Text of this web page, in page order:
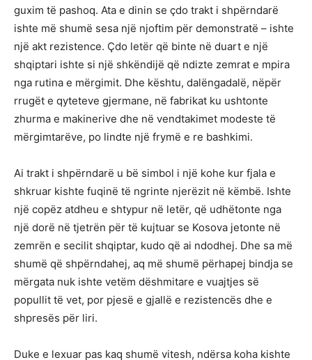
guxim të pashoq. Ata e dinin se çdo trakt i shpërndarë
ishte më shumë sesa një njoftim për demonstratë – ishte
një akt rezistence. Çdo letër që binte në duart e një
shqiptari ishte si një shkëndijë që ndizte zemrat e mpira
nga rutina e mërgimit. Dhe kështu, dalëngadalë, nëpër
rrugët e qyteteve gjermane, në fabrikat ku ushtonte
zhurma e makinerive dhe në vendtakimet modeste të
mërgimtarëve, po lindte një frymë e re bashkimi.
Ai trakt i shpërndarë u bë simbol i një kohe kur fjala e
shkruar kishte fuqinë të ngrinte njerëzit në këmbë. Ishte
një copëz atdheu e shtypur në letër, që udhëtonte nga
një dorë në tjetrën për të kujtuar se Kosova jetonte në
zemrën e secilit shqiptar, kudo që ai ndodhej. Dhe sa më
shumë që shpërndahej, aq më shumë përhapej bindja se
mërgata nuk ishte vetëm dëshmitare e vuajtjes së
popullit të vet, por pjesë e gjallë e rezistencës dhe e
shpresës për liri.
Duke e lexuar pas kaq shumë vitesh, ndërsa koha kishte